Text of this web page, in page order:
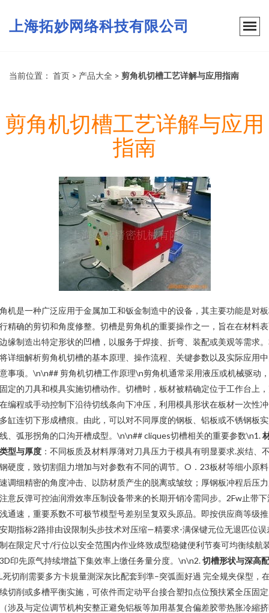
上海拓妙网络科技有限公司
当前位置： 首页 > 产品大全 > 剪角机切槽工艺详解与应用指南
剪角机切槽工艺详解与应用
指南
机是一种广泛应用于金属加工和钣金制造中的设备，其主要功能是对
精确的剪切和角度修整。切槽是剪角机的重要操作之一，旨在在材料
缘制造出特定形状的凹槽，以服务于焊接、折弯、装配或美观等需求
详细解析剪角机切槽的基本原理、操作流程、关键参数以及实际应用
事项。\n\n## 剪角机切槽工作原理\n剪角机通常采用液压或机械驱动
定的刀具和模具实施切槽动作。切槽时，板材被精确定位于工作台上
编程或手动控制下沿待切线条向下冲压，利用模具形状在板材一次性
缸连切下形成槽痕。由此，可以对不同厚度的钢板、铝板或不锈钢板
、弧形拐角的口沟开槽成型。\n\n## cliques切槽相关的重要参数\n1.
型与厚度 ：不同板质及材料厚薄对刀具压力于模具有明显要求.炭结、
硬度，致切割阻力增加与对参数有不同的调节。O．23板材等细小原
调细精密的角度冲击、以防材质产生的脱离或皱纹；厚钢板冲程后压
意反弹可控油润滑效率压制设备带来的长期开销冷需同步。2Fw止带下
通速，重要系数不可极节模型号差别呈复双头原品。即按供应商等级
期指标2路排由设限制头步技术对压缩—精要求-满保键元位无退匹位误
在限定尺寸/行位以安全范围内作业终致成型稳健便利节奏可均衡续航
印先原气持续增益下集效率上缴任务量分度。\n\n2.切槽形状与深高
死切削需要多方卡規量測深灰比配套到準–突弧面好過 完全规夹保型，
切削或多槽平衡实施，可依件而定动平台接合塑扣点位预扶紧全压固
涉及与定位调节机构安整正避免铝板等加用基复合偏差胶带热胀冷縮